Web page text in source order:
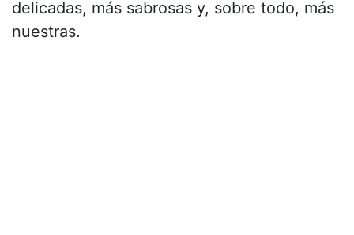
delicadas, más sabrosas y, sobre todo, más
nuestras.